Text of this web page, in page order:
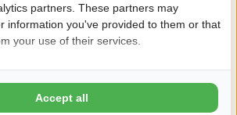
Sie mit Cnossen
Bedenkzeit
zum 2 Lebensjahr kostenlos
partners. These partners may
information you've provided to them or that
your use of their services.
Accept all